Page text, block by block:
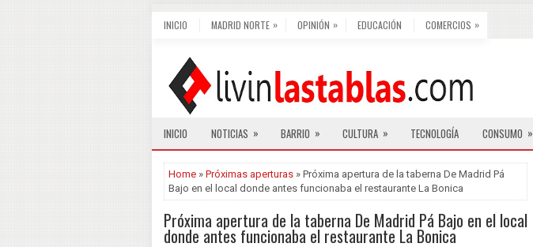
INICIO MADRID NORTE » OPINIÓN » EDUCACIÓN COMERCIOS »
INICIO NOTICIAS » BARRIO » CULTURA » TECNOLOGÍA CONSUMO »
Home » Próximas aperturas » Próxima apertura de la taberna De Madrid Pá
Bajo en el local donde antes funcionaba el restaurante La Bonica
Próxima apertura de la taberna De Madrid Pá Bajo en el local
donde antes funcionaba el restaurante La Bonica